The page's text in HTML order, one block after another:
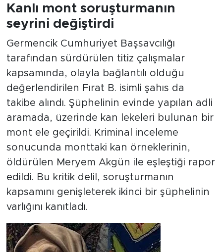
Kanlı mont soruşturmanın
seyrini değiştirdi
Germencik Cumhuriyet Başsavcılığı
tarafından sürdürülen titiz çalışmalar
kapsamında, olayla bağlantılı olduğu
değerlendirilen Fırat B. isimli şahıs da
takibe alındı. Şüphelinin evinde yapılan adli
aramada, üzerinde kan lekeleri bulunan bir
mont ele geçirildi. Kriminal inceleme
sonucunda monttaki kan örneklerinin,
öldürülen Meryem Akgün ile eşleştiği rapor
edildi. Bu kritik delil, soruşturmanın
kapsamını genişleterek ikinci bir şüphelinin
varlığını kanıtladı.